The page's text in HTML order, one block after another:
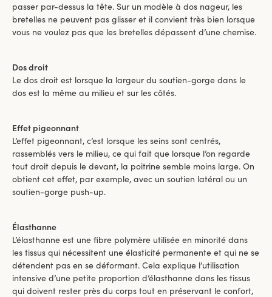
passer par-dessus la tête. Sur un modèle à dos nageur, les
bretelles ne peuvent pas glisser et il convient très bien lorsque
vous ne voulez pas que les bretelles dépassent d’une chemise.
Dos droit
Le dos droit est lorsque la largeur du soutien-gorge dans le
dos est la même au milieu et sur les côtés.
Effet pigeonnant
L’effet pigeonnant, c’est lorsque les seins sont centrés,
rassemblés vers le milieu, ce qui fait que lorsque l’on regarde
tout droit depuis le devant, la poitrine semble moins large. On
obtient cet effet, par exemple, avec un soutien latéral ou un
soutien-gorge push-up.
Élasthanne
L’élasthanne est une fibre polymère utilisée en minorité dans
les tissus qui nécessitent une élasticité permanente et qui ne se
détendent pas en se déformant. Cela explique l’utilisation
intensive d’une petite proportion d’élasthanne dans les tissus
qui doivent rester près du corps tout en préservant le confort,